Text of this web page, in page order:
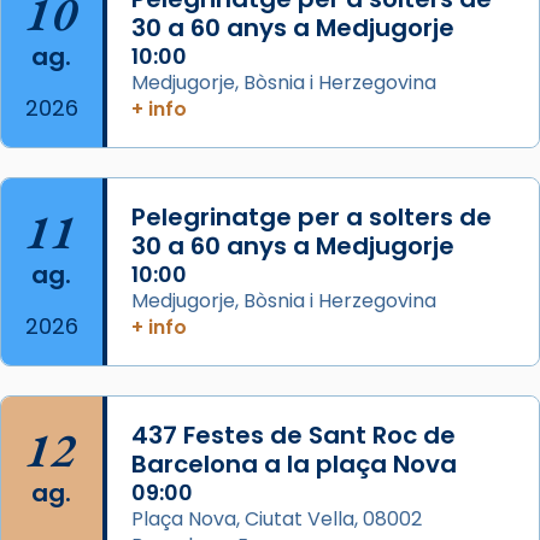
missa d’acció de gràcies en agraïment al
comitè organitzador de la visita apostòlica
del Sant Pare Lleó XIV a Barcelona, i als
col·laboradors, a la Catedral de Barcelona.
L’arquebisbe de Barcelona, el cardenal Joan
Josep Omella, ha presidit la missa i l’ha
concelebrat el bisbe auxiliar de Barcelona,
Mons. David Abadías.
📸 Dr. G. Simón
Photo
View on Facebook · Share
Arquebisbat de Barcelona
2 weeks ago
Memòria de les santes Juliana i
Semproniana, verges i màrtirs.
10
ag.
2026
30 a 60 anys a Medjugorje
10:00
Medjugorje, Bòsnia i Herzegovina
+ info
11
ag.
2026
Pelegrinatge per a solters de
30 a 60 anys a Medjugorje
10:00
Medjugorje, Bòsnia i Herzegovina
+ info
12
ag.
437 Festes de Sant Roc de
Barcelona a la plaça Nova
09:00
Plaça Nova, Ciutat Vella, 08002